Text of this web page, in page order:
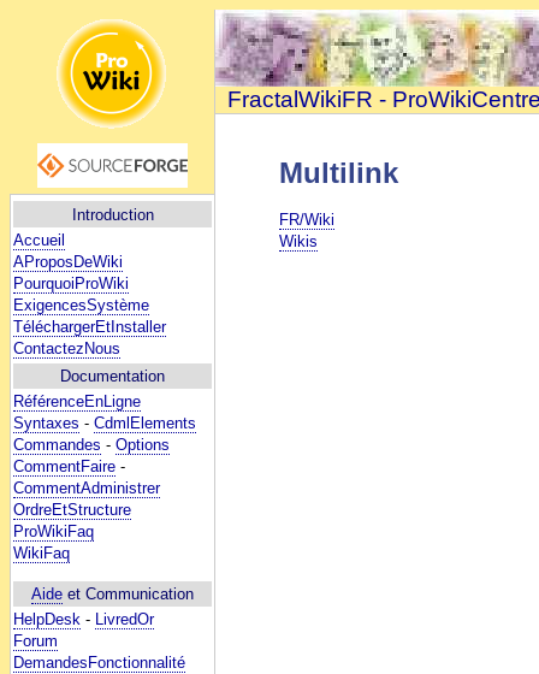
Introduction
Accueil
AProposDeWiki
PourquoiProWiki
ExigencesSystème
TéléchargerEtInstaller
ContactezNous
Documentation
RéférenceEnLigne
Syntaxes - CdmlElements
Commandes - Options
CommentFaire -
CommentAdministrer
OrdreEtStructure
ProWikiFaq
WikiFaq
Aide et Communication
HelpDesk - LivredOr
Forum
DemandesFonctionnalité
FractalWikiFR -
Multilink
FR/Wiki
Wikis